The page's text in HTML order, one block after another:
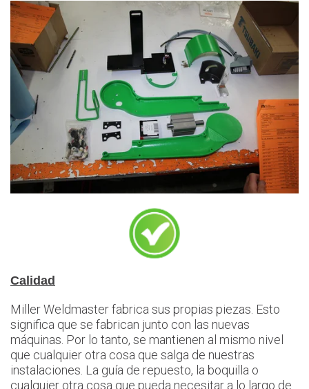
Calidad
Miller Weldmaster fabrica sus propias piezas. Esto
significa que se fabrican junto con las nuevas
máquinas. Por lo tanto, se mantienen al mismo nivel
que cualquier otra cosa que salga de nuestras
instalaciones. La guía de repuesto, la boquilla o
cualquier otra cosa que pueda necesitar a lo largo de